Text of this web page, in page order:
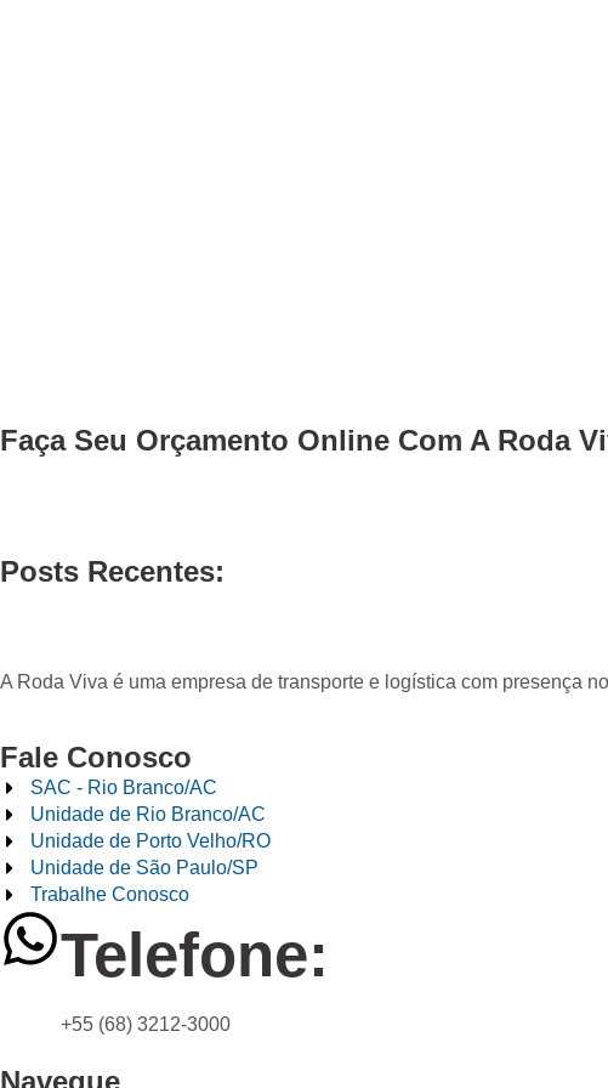
Faça Seu Orçamento Online Com A Roda
Posts Recentes:
A Roda Viva é uma empresa de transporte e logística com presença
Fale Conosco
SAC - Rio Branco/AC
Unidade de Rio Branco/AC
Unidade de Porto Velho/RO
Unidade de São Paulo/SP
Trabalhe Conosco
Telefone:
+55 (68) 3212-3000
Navegue